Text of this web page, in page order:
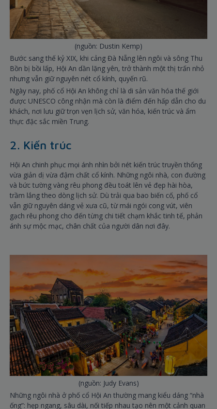
(nguồn: Dustin Kemp)
Bước sang thế kỷ XIX, khi cảng Đà Nẵng lên ngôi và sông Thu
Bồn bị bồi lấp, Hội An dần lặng yên, trở thành một thị trấn nhỏ
nhưng vẫn giữ nguyên nét cổ kính, quyến rũ.
Ngày nay, phố cổ Hội An không chỉ là di sản văn hóa thế giới
được UNESCO công nhận mà còn là điểm đến hấp dẫn cho du
khách, nơi lưu giữ trọn vẹn lịch sử, văn hóa, kiến trúc và ẩm
thực đặc sắc miền Trung.
2. Kiến trúc
Hội An chinh phục mọi ánh nhìn bởi nét kiến trúc truyền thống
vừa giản dị vừa đậm chất cổ kính. Những ngôi nhà, con đường
và bức tường vàng rêu phong đều toát lên vẻ đẹp hài hòa,
trầm lắng theo dòng lịch sử. Dù trải qua bao biến cố, phố cổ
vẫn giữ nguyên dáng vẻ xưa cũ, từ mái ngói cong vút, viên
gạch rêu phong cho đến từng chi tiết chạm khắc tinh tế, phản
ánh sự mộc mạc, chân chất của người dân nơi đây.
(nguồn: Judy Evans)
Những ngôi nhà ở phố cổ Hội An thường mang kiểu dáng “nhà
ống”: hẹp ngang, sâu dài, nối tiếp nhau tạo nên một cảnh quan